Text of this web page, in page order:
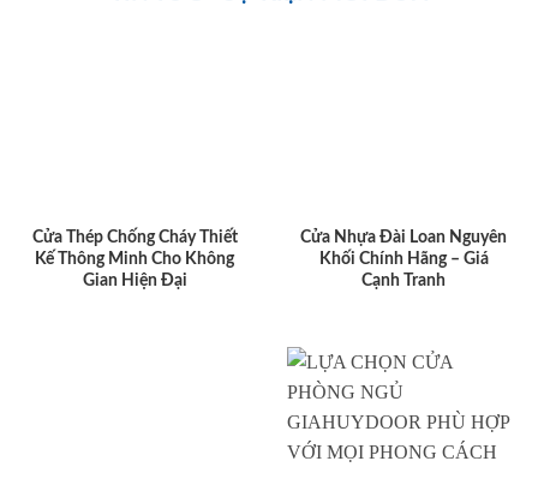
Cửa Thép Chống Cháy Thiết
Kế Thông Minh Cho Không
Gian Hiện Đại
Cửa Nhựa Đài Loan Nguyên
Khối Chính Hãng – Giá
Cạnh Tranh